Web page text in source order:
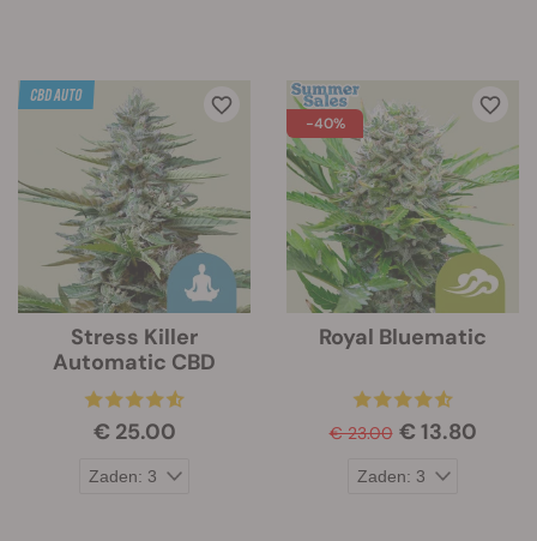
Stress Killer
Automatic CBD
€ 25.00
-40%
Royal Bluematic
€ 23.00 € 13.80